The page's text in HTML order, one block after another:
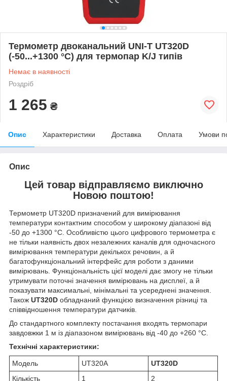
Термометр двоканальний UNI-T UT320D
(-50...+1300 °C) для термопар K/J типів
Немає в наявності
Роздріб
1 265 ₴
Опис Характеристики Доставка Оплата Умови
Опис
Цей товар відправляємо виключно
Новою поштою!
Термометр UT320D призначений для вимірювання
температури контактним способом у широкому діапазоні від
-50 до +1300 °C. Особливістю цього цифрового термометра є
не тільки наявність двох незалежних каналів для одночасного
вимірювання температури декількох речовин, а й
багатофункціональний інтерфейс для роботи з даними
вимірювань. Функціональність цієї моделі дає змогу не тільки
утримувати поточні значення вимірювань на дисплеї, а й
показувати максимальні, мінімальні та усереднені значення.
Також UT320D обладнаний функцією визначення різниці та
співвідношення температури датчиків.
До стандартного комплекту постачання входять термопари
завдовжки 1 м із діапазоном вимірювань від -40 до +260 °C.
Технічні характеристики:
Модель UT320A
UT320D
Кількість
1 2